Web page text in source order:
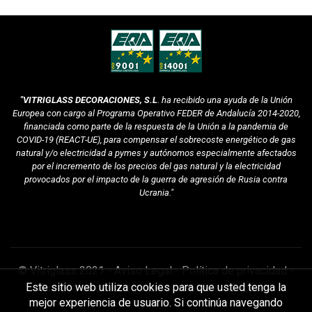
"VITRIGLASS DECORACIONES, S.L . ha recibido una ayuda de la Unión
Europea con cargo al Programa Operativo FEDER de Andalucía 2014-2020,
financiada como parte de la respuesta de la Unión a la pandemia de
COVID-19 (REACT-UE), para compensar el sobrecoste energético de gas
natural y/o electricidad a pymes y autónomos especialmente afectados
por el incremento de los precios del gas natural y la electricidad
provocados por el impacto de la guerra de agresión de Rusia contra
Ucrania."
© Vitriglass 2021 -Aviso Legal-Política de privacidad-
Política de calidad y medio ambiente-Cookies.
Este sitio web utiliza cookies para que usted tenga la
mejor experiencia de usuario. Si continúa navegando